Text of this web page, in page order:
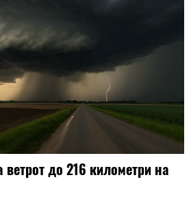
до 216 километри на